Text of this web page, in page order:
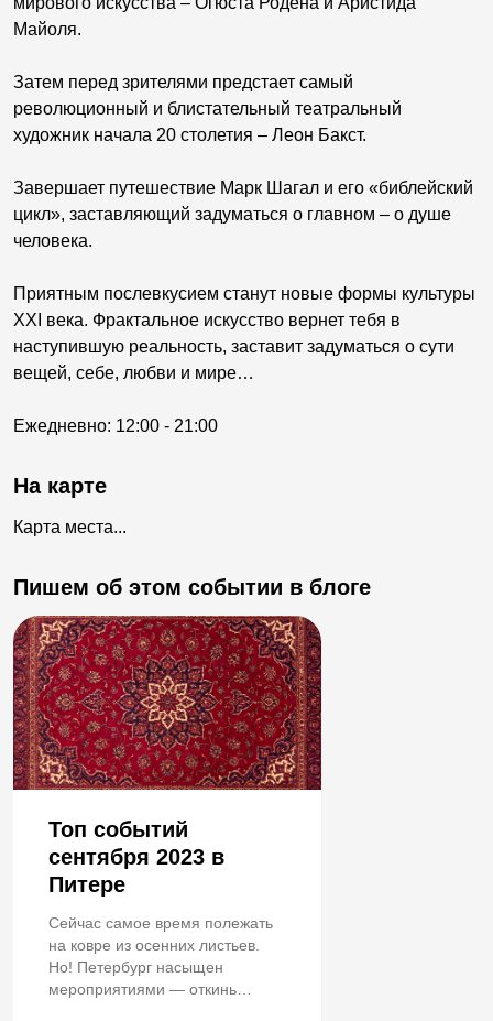
Майоля.
Затем перед зрителями предстает самый
революционный и блистательный театральный
художник начала 20 столетия – Леон Бакст.
Завершает путешествие Марк Шагал и его «библейский
цикл», заставляющий задуматься о главном – о душе
человека.
Приятным послевкусием станут новые формы культуры
XXI века. Фрактальное искусство вернет тебя в
наступившую реальность, заставит задуматься о сути
вещей, себе, любви и мире…
Ежедневно: 12:00 - 21:00
На карте
Карта места...
Пишем об этом событии в блоге
Топ событий
сентября 2023 в
Питере
Сейчас самое время полежать
на ковре из осенних листьев.
Но! Петербург насыщен
мероприятиями — откинь